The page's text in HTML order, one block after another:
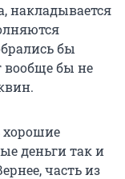
накладывается
бы
вообще бы не
хорошие
деньги так и
часть из